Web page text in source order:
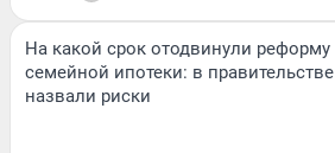
На какой срок отодвинули реформу
семейной ипотеки: в правительстве
назвали риски